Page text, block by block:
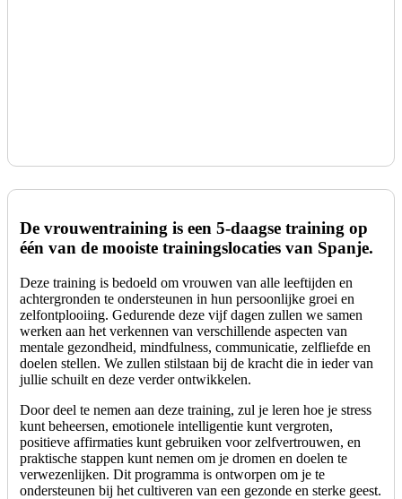
De vrouwentraining is een 5-daagse training op
één van de mooiste trainingslocaties van Spanje.
Deze training is bedoeld om vrouwen van alle leeftijden en
achtergronden te ondersteunen in hun persoonlijke groei en
zelfontplooiing. Gedurende deze vijf dagen zullen we samen
werken aan het verkennen van verschillende aspecten van
mentale gezondheid, mindfulness, communicatie, zelfliefde en
doelen stellen. We zullen stilstaan bij de kracht die in ieder van
jullie schuilt en deze verder ontwikkelen.
Door deel te nemen aan deze training, zul je leren hoe je stress
kunt beheersen, emotionele intelligentie kunt vergroten,
positieve affirmaties kunt gebruiken voor zelfvertrouwen, en
praktische stappen kunt nemen om je dromen en doelen te
verwezenlijken. Dit programma is ontworpen om je te
ondersteunen bij het cultiveren van een gezonde en sterke geest.